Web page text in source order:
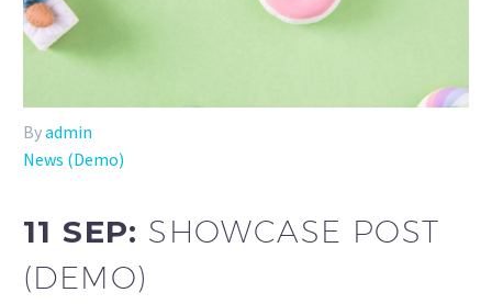
Byadmin
News (Demo)
11 SEP: SHOWCASE POST
(DEMO)